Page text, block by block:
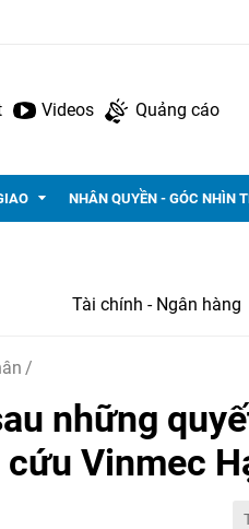
Videos Quảng cáo
NHÂN QUYỀN - GÓC NHÌN
Tài chính - Ngân hàng
những
Vinmec